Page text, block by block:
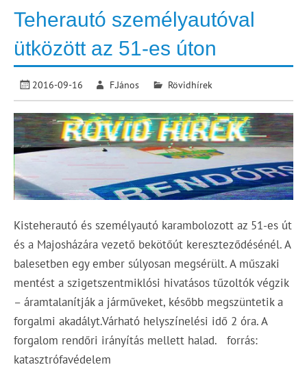
Teherautó személyautóval
ütközött az 51-es úton
2016-09-16 F.János Rövidhírek
Kisteherautó és személyautó karambolozott az 51-es út
és a Majosházára vezető bekötőút kereszteződésénél. A
balesetben egy ember súlyosan megsérült. A műszaki
mentést a szigetszentmiklósi hivatásos tűzoltók végzik
– áramtalanítják a járműveket, később megszüntetik a
forgalmi akadályt.Várható helyszínelési idő 2 óra. A
forgalom rendőri irányítás mellett halad. forrás:
katasztrófavédelem